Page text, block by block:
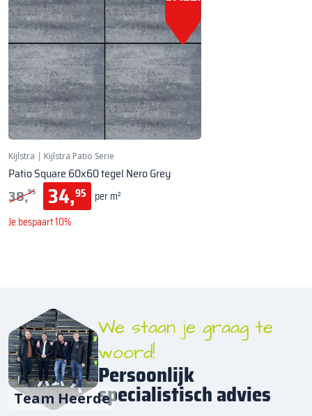
Kijlstra | Kijlstra Patio Serie
Patio Square 60x60 tegel Nero Grey
38,95 34,95
per m²
Je bespaart 10%
Team Heerde
We staan je graag te
woord!
Persoonlijk
specialistisch advies